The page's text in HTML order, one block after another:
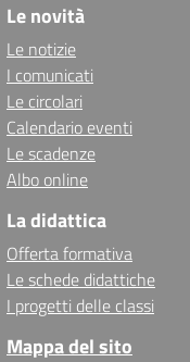
Le novità
Le notizie
I comunicati
Le circolari
Calendario eventi
Le scadenze
Albo online
La didattica
Offerta formativa
Le schede didattiche
I progetti delle classi
Mappa del sito